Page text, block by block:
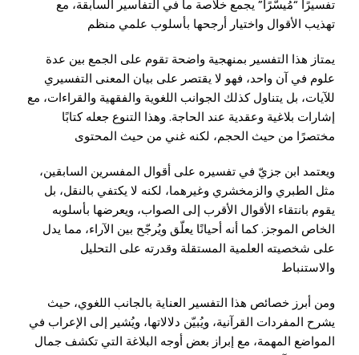
تفسيرًا “مُيسّرًا” يجمع خلاصة ما في التفاسير السابقة، مع
تهذيب الأقوال واختيار أرجحها بأسلوب علمي منظم
يمتاز هذا التفسير بمنهجية واضحة تقوم على الجمع بين عدة
علوم في آن واحد، فهو لا يقتصر على بيان المعنى التفسيري
للآيات، بل يتناول كذلك الجوانب اللغوية والفقهية والقراءات، مع
إشارات بلاغية وعقدية عند الحاجة. وهذا التنوع جعله كتابًا
مختصرًا من حيث الحجم، لكنه غني من حيث المحتوى
ويعتمد ابن جزيّ في تفسيره على أقوال المفسرين السابقين،
مثل الطبري والزمخشري وغيرهما، لكنه لا يكتفي بالنقل، بل
يقوم بانتقاء الأقوال الأقرب إلى الصواب، ويعرضها بأسلوبه
الخاص الموجز. كما أنه أحيانًا يعلّق ويُرجّح بين الآراء، مما يدل
على شخصيته العلمية المستقلة وقدرته على التحليل
والاستنباط
ومن أبرز خصائص هذا التفسير العناية بالجانب اللغوي، حيث
يشرح المفردات القرآنية، ويُبيّن دلالاتها، ويُشير إلى الإعراب في
المواضع المهمة، مع إبراز بعض أوجه البلاغة التي تكشف جمال